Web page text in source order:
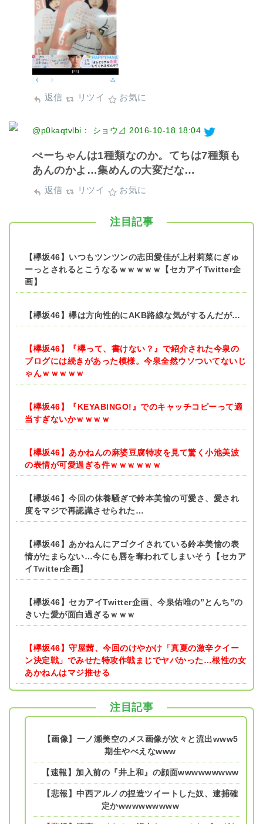
返信 リツイ お気に
@p0kaqtvlbi： ショウ⊿ 2016-10-18 18:04
ぺーちゃんは1種類なのか。てちは7種類も
あんのかよ…集めんの大変だな…
返信 リツイ お気に
注目記事
【欅坂46】いつもツンツンの志田愛佳が上村莉菜にぎゅ
ーっとされるとこうなるｗｗｗｗｗ【セカアイTwitter企
画】
【欅坂46】欅は方向性的にAKB路線な気がするんだが…
【欅坂46】『欅って、書けない？』で紹介された今泉の
ブログには続きがあった模様。今泉全然ウソついてないじ
ゃんｗｗｗｗｗ
【欅坂46】『KEYABINGO!』でのキャッチコピーって適
当すぎないかｗｗｗｗ
【欅坂46】あかねんの麻婆豆腐特攻を見て驚く小池美波
の表情が可愛過ぎる件ｗｗｗｗｗｗ
【欅坂46】今回の休養騒ぎで鈴本美愉の可愛さ、愛され
度をマジで再認識させられた…
【欅坂46】あかねんにアゴクイされている鈴本美愉の表
情がたまらない…今にも唇を奪われてしまいそう【セカア
イTwitter企画】
【欅坂46】セカアイTwitter企画、今泉佑唯の”とんち”の
きいた愛が面白過ぎるｗｗｗ
【欅坂46】守屋茜、今回のけやかけ「真夏の激辛クイー
ン決定戦」でみせた特攻作戦まじでヤバかった…根性の女
あかねんはマジ推せる
注目記事
【画像】一ノ瀬美空のメス画像が次々と流出www5
期生やべえなwww
【速報】加入前の『井上和』の顔面wwwwwwwww
【悲報】中西アルノの捏造ツイートした奴、逮捕確
定かwwwwwwwww